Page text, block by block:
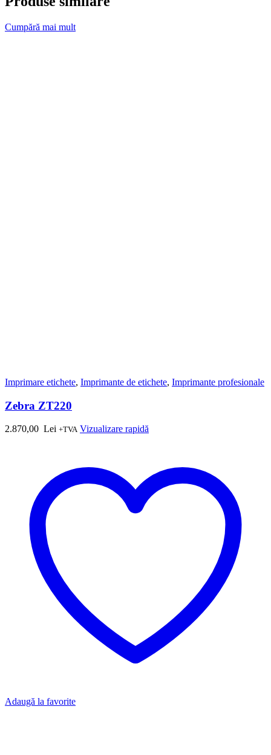
Cumpără mai mult
Imprimare etichete, Imprimante de etichete, Imprimante profesionale
Zebra ZT220
2.870,00 Lei +TVA Vizualizare rapidă
Adaugă la favorite